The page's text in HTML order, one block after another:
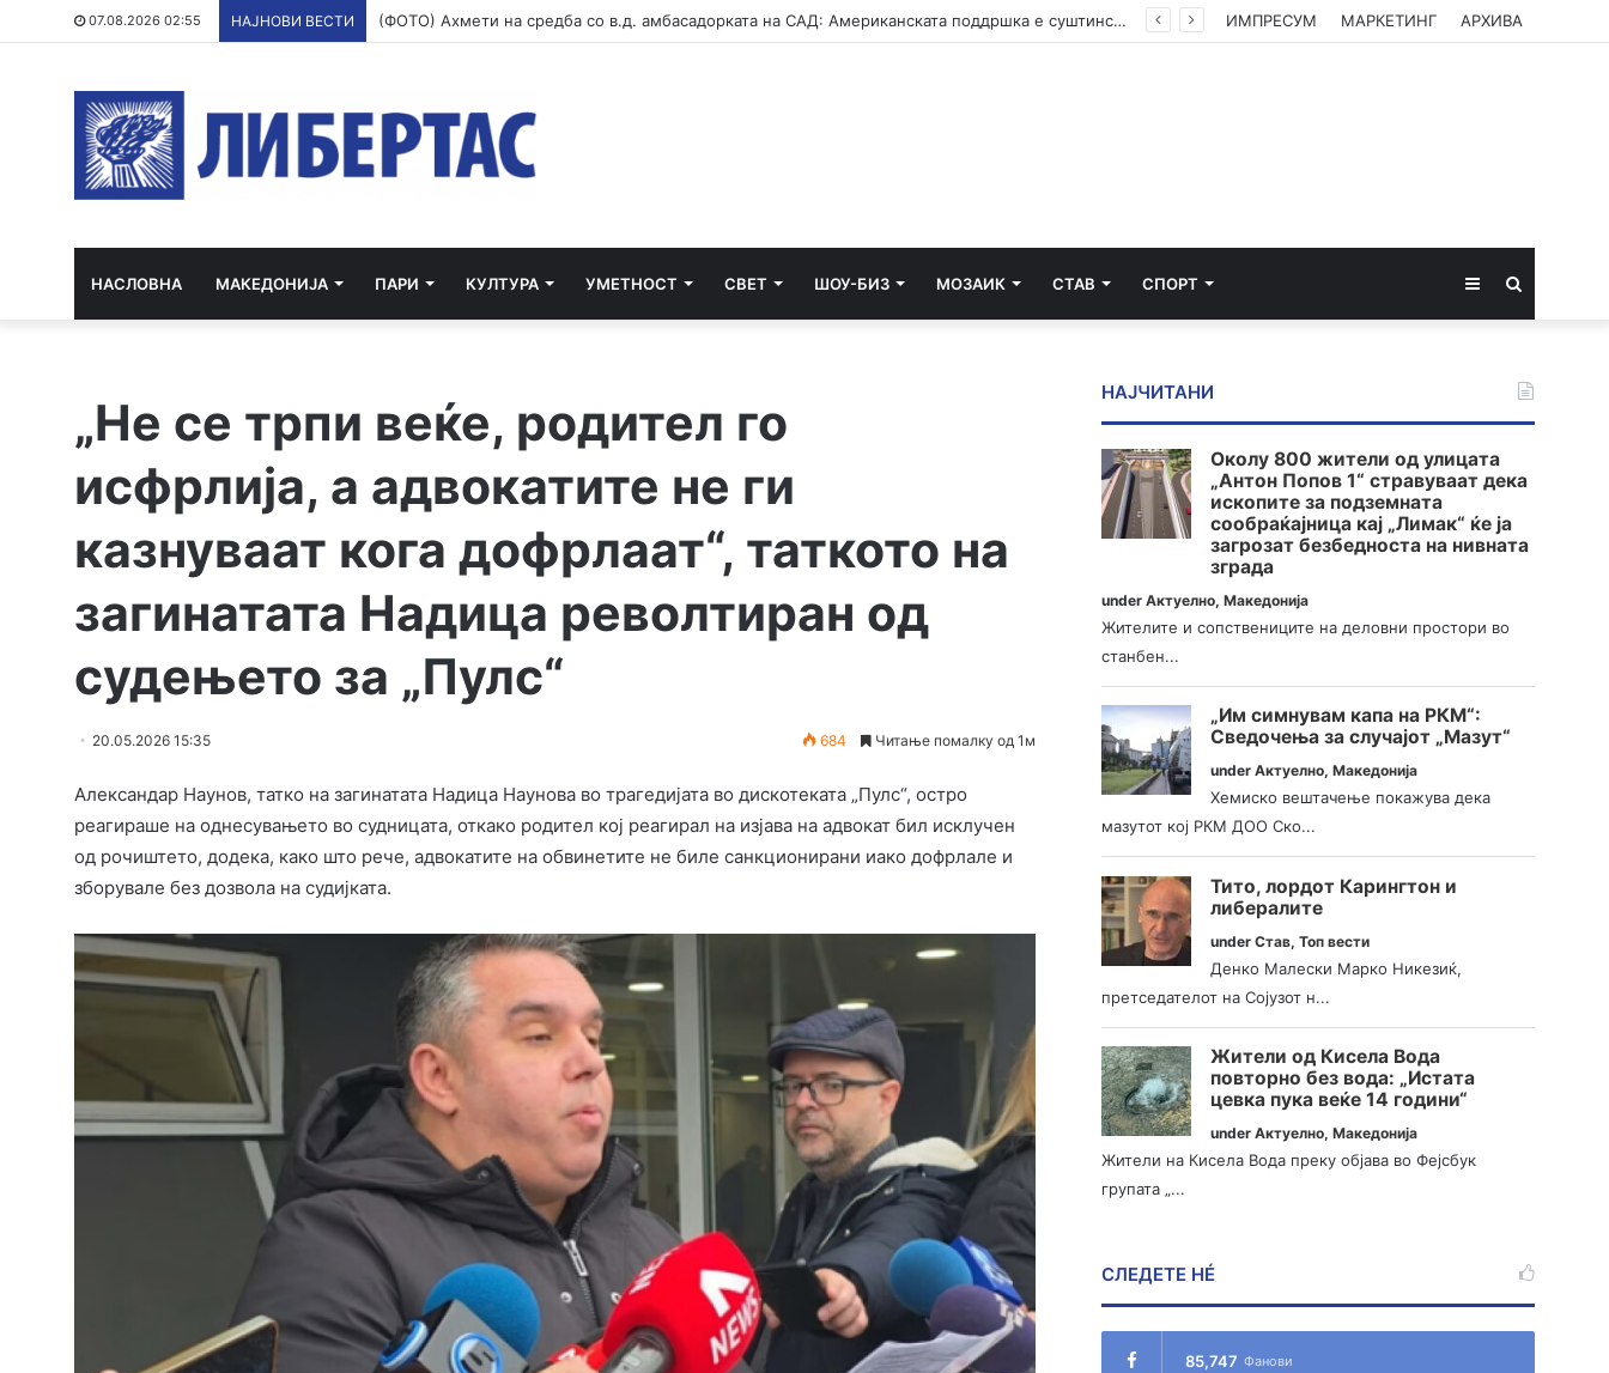
07.08.2026 02:55 НАЈНОВИ ВЕСТИ (ФОТО) Ахмети на средба со в.д. амбасадорката на САД: Американската поддршка е суштинска за зачувување на духот на Охридскиот договор ИМПРЕСУМ МАРКЕТИНГ АРХИВА
НАСЛОВНА МАКЕДОНИЈА ПАРИ КУЛТУРА УМЕТНОСТ СВЕТ ШОУ-БИЗ МОЗАИК СТАВ СПОРТ Sidebar
„Не се трпи веќе, родител го
исфрлија, а адвокатите не ги
казнуваат кога дофрлаат“, таткото на
загинатата Надица револтиран од
судењето за „Пулс“
20.05.2026 15:35 684 Читање помалку од 1м
Александар Наунов, татко на загинатата Надица Наунова во трагедијата во дискотеката „Пулс“, остро
реагираше на однесувањето во судницата, откако родител кој реагирал на изјава на адвокат бил исклучен
од рочиштето, додека, како што рече, адвокатите на обвинетите не биле санкционирани иако дофрлале и
зборувале без дозвола на судијката.
НАЈЧИТАНИ
Околу 800 жители од улицата
„Антон Попов 1“ стравуваат дека
ископите за подземната
сообраќајница кај „Лимак“ ќе ја
загрозат безбедноста на нивната
зграда
underАктуелно,Македонија
Жителите и сопствениците на деловни простори во
станбен...
„Им симнувам капа на РКМ“:
Сведочења за случајот „Мазут“
underАктуелно,Македонија
Хемиско вештачење покажува дека
мазутот кој РКМ ДОО Ско...
Тито, лордот Карингтон и
либералите
underСтав,Топ вести
Денко Малески Марко Никезиќ,
претседателот на Сојузот н...
Жители од Кисела Вода
повторно без вода: „Истата
цевка пука веќе 14 години“
underАктуелно,Македонија
Жители на Кисела Вода преку објава во Фејсбук
групата „...
СЛЕДЕТЕ НÉ
85,747 Фанови